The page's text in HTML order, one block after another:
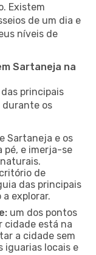
Existem
de um dia e
níveis de
Sartaneja na
principais
durante os
Sartaneja e os
pé, e imerja-se
de
das principais
explorar.
um dos pontos
cidade está na
a cidade sem
iguarias locais e